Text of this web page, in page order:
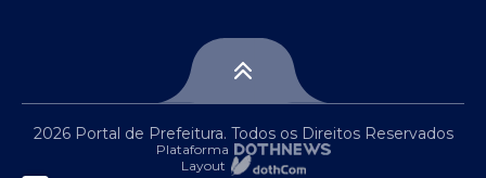
2026 Portal de Prefeitura. Todos os Direitos Reservados
Plataforma
Layout